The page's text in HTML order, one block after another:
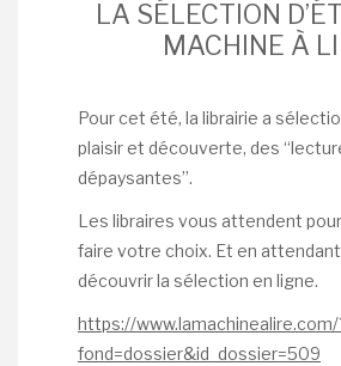
LA SÉLECTION
MACHINE À
Pour cet été, la librairie a
plaisir et découverte, des
dépaysantes”.
Les libraires vous attendent
faire votre choix. Et en
découvrir la sélection en ligne.
https://www.lamachinealire.com/
fond=dossier&id_dossier=509